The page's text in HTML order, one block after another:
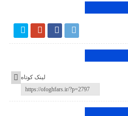
لینک کوتاه